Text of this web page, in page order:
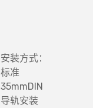
安装方式：
标准
35mmDIN
导轨安装